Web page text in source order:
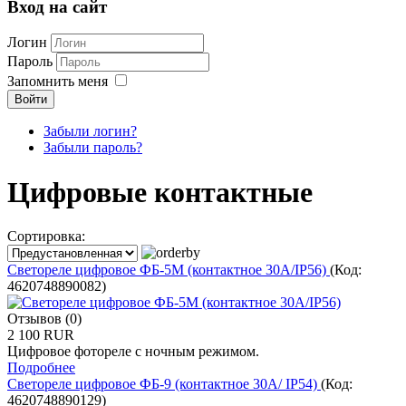
Вход на сайт
Логин
Пароль
Запомнить меня
Войти
Забыли логин?
Забыли пароль?
Цифровые контактные
Сортировка:
Светореле цифровое ФБ-5М (контактное 30А/IP56) (Код:
4620748890082)
Отзывов (0)
2 100 RUR
Цифровое фотореле с ночным режимом.
Подробнее
Светореле цифровое ФБ-9 (контактное 30А/ IP54) (Код:
4620748890129)